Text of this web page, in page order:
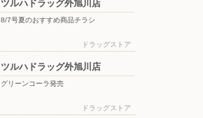
ツルハドラッグ外旭川店
8/7号夏のおすすめ商品チラシ
ドラッグストア
ツルハドラッグ外旭川店
グリーンコーラ発売
ドラッグストア